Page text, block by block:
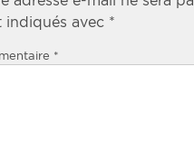
indiqués avec *
*